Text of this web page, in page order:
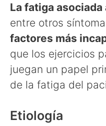
La fatiga
entre otros
factores más
que los ejercicios
juegan un papel
de la fatiga del
Etiología